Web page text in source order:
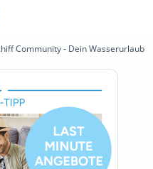
Community - Dein Wasserurlaub